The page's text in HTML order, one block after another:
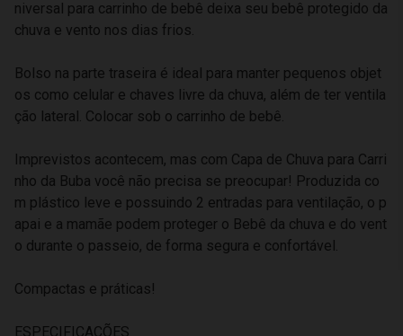
niversal para carrinho de bebê deixa seu bebê protegido da
chuva e vento nos dias frios.
Bolso na parte traseira é ideal para manter pequenos objet
os como celular e chaves livre da chuva, além de ter ventila
ção lateral. Colocar sob o carrinho de bebê.
Imprevistos acontecem, mas com Capa de Chuva para Carri
nho da Buba você não precisa se preocupar! Produzida co
m plástico leve e possuindo 2 entradas para ventilação, o p
apai e a mamãe podem proteger o Bebê da chuva e do vent
o durante o passeio, de forma segura e confortável.
Compactas e práticas!
ESPECIFICAÇÕES